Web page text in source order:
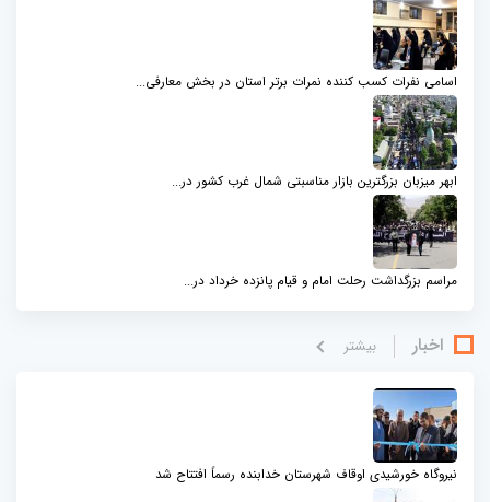
اسامی نفرات کسب کننده نمرات برتر استان در بخش معارفی...
ابهر میزبان بزرگترین بازار مناسبتی شمال‌ غرب کشور در...
مراسم بزرگداشت رحلت امام و قیام پانزده خرداد در...
اخبار بيشتر
نیروگاه خورشیدی اوقاف شهرستان خدابنده رسماً افتتاح شد